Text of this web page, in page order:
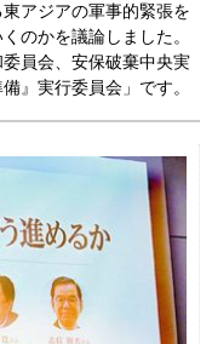
アジアの軍事的緊張を
のかを議論しました。
員会、安保破棄中央実
』実行委員会」です。